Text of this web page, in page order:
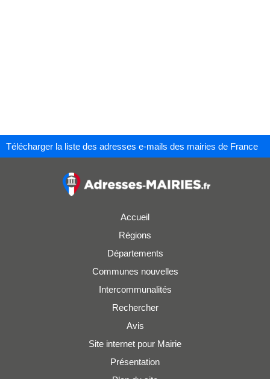
Télécharger la liste des adresses e-mails des mairies de France
Accueil
Régions
Départements
Communes nouvelles
Intercommunalités
Rechercher
Avis
Site internet pour Mairie
Présentation